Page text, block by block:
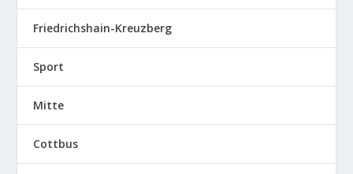
Friedrichshain-Kreuzberg
Sport
Mitte
Cottbus